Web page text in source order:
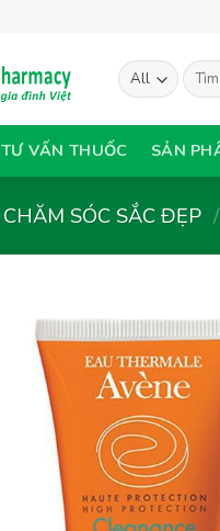
Tìm
kiếm:
TƯ VẤN THUỐC SẢN
CHĂM SÓC SẮC ĐẸP /